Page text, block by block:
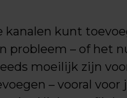
kunt
probleem – of het
moeilijk zijn
– vooral voor